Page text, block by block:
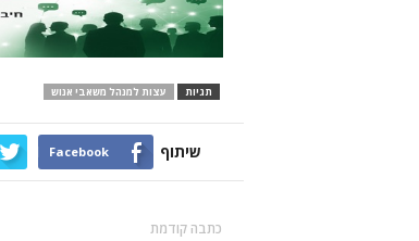
תגיות עצות למנהל משאבי אנוש
שיתוף Facebook
כתבה קודמת